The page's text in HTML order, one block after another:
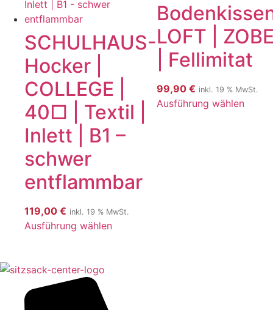
SCHULHAUS-
Hocker |
COLLEGE |
40□ | Textil |
Inlett | B1 –
schwer
entflammbar
119,00 € inkl. 19 % MwSt.
Ausführung wählen
LOFT |
| Fellimitat
99,90 € inkl. 19 % MwSt.
Ausführung wählen